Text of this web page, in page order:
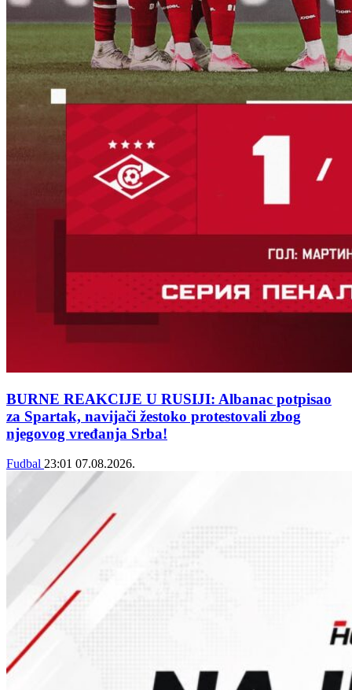
BURNE REAKCIJE U RUSIJI: Albanac potpisao
za Spartak, navijači žestoko protestovali zbog
njegovog vređanja Srba!
Fudbal 23:01 07.08.2026.